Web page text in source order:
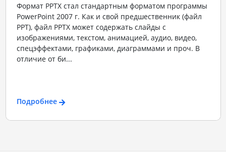
Формат PPTX стал стандартным форматом программы
PowerPoint 2007 г. Как и свой предшественник (файл
PPT), файл PPTX может содержать слайды с
изображениями, текстом, анимацией, аудио, видео,
спецэффектами, графиками, диаграммами и проч. В
отличие от би...
Подробнее